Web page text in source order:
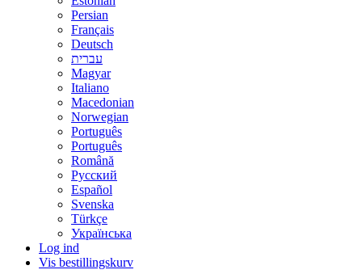
Persian
Français
Deutsch
עברית
Magyar
Italiano
Macedonian
Norwegian
Português
Português
Română
Русский
Español
Svenska
Türkçe
Українська
Log ind
Vis bestillingskurv